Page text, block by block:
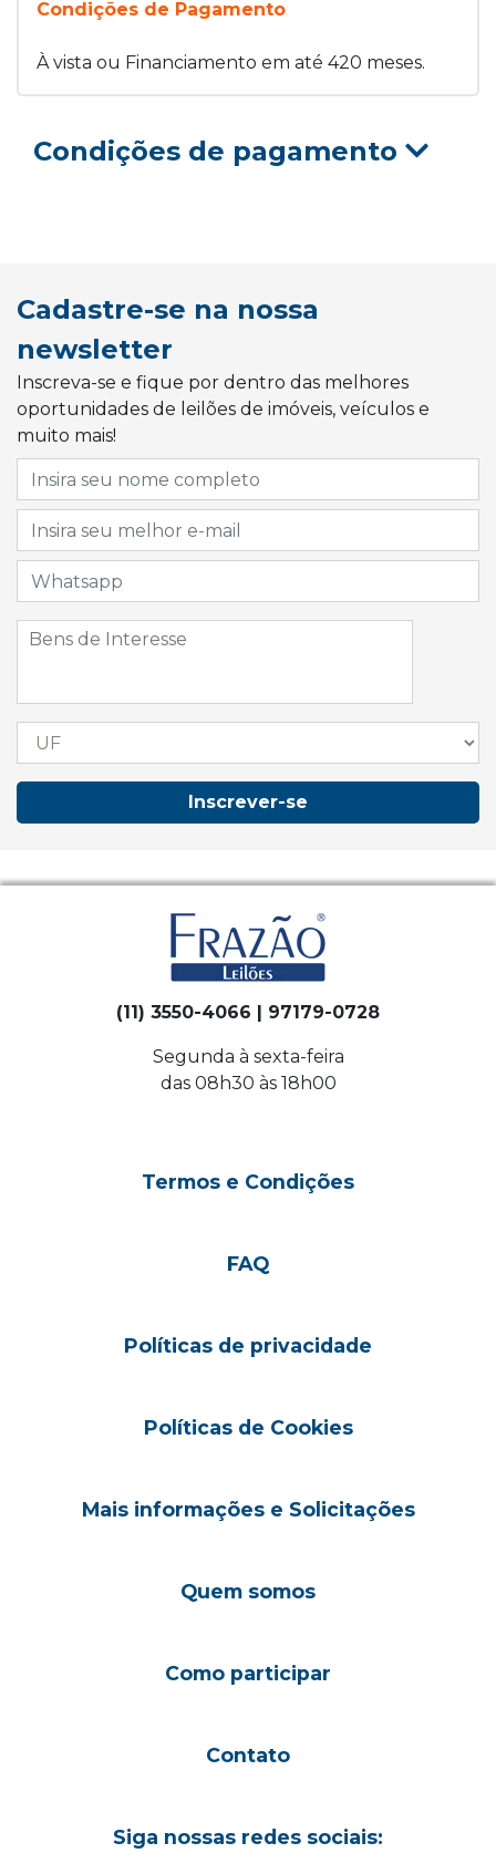
Condições de Pagamento
À vista ou Financiamento em até 420 meses.
Condições de pagamento
Cadastre-se na nossa
newsletter
Inscreva-se e fique por dentro das melhores
oportunidades de leilões de imóveis, veículos e
muito mais!
Inscrever-se
(11) 3550-4066 | 97179-0728
Segunda à sexta-feira
das 08h30 às 18h00
Termos e Condições
FAQ
Políticas de privacidade
Políticas de Cookies
Mais informações e Solicitações
Quem somos
Como participar
Contato
Siga nossas redes sociais: